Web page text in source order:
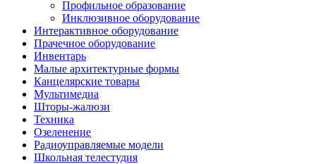
Профильное образование
Инклюзивное оборудование
Интерактивное оборудование
Прачечное оборудование
Инвентарь
Малые архитектурные формы
Канцелярские товары
Мультимедиа
Шторы-жалюзи
Техника
Озеленение
Радиоуправляемые модели
Школьная телестудия